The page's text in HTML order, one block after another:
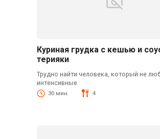
Куриная грудка с кешью и
терияки
Трудно найти человека, который не
интенсивные
30 мин. 4